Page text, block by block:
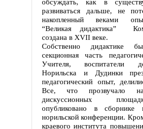
обсуждать, как в
развиваться дальше, не
накопленный веками
“Великая дидактика”
создана в XVII веке.
Собственно дидактике
секционная часть
Учителя, воспитатели
Норильска и Дудинки
педагогический опыт,
Все, что прозвучало
дискуссионных
опубликовано в сборнике
норильской конференции.
краевого института